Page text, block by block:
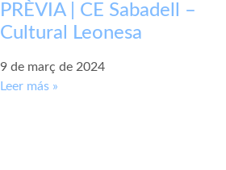
PRÈVIA | CE Sabadell –
Cultural Leonesa
9 de març de 2024
Leer más »